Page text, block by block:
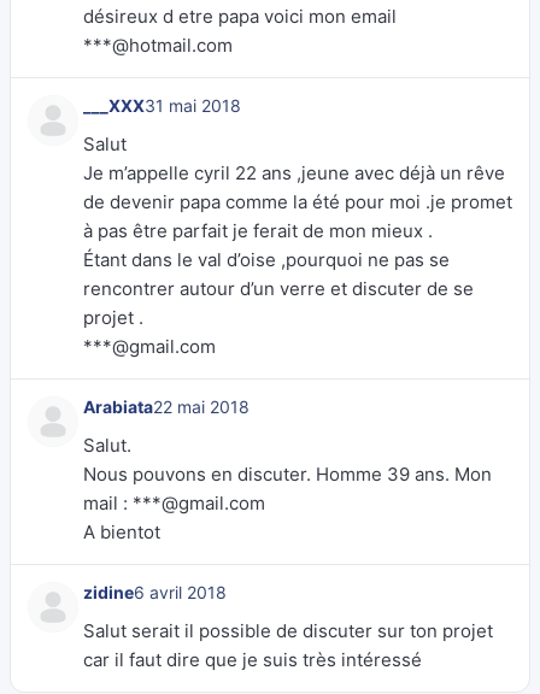
désireux d etre papa voici mon email
***@hotmail.com
___XXX31 mai 2018
Salut
Je m’appelle cyril 22 ans ,jeune avec déjà un rêve
de devenir papa comme la été pour moi .je promet
à pas être parfait je ferait de mon mieux .
Étant dans le val d’oise ,pourquoi ne pas se
rencontrer autour d’un verre et discuter de se
projet .
***@gmail.com
Arabiata22 mai 2018
Salut.
Nous pouvons en discuter. Homme 39 ans. Mon
mail : ***@gmail.com
A bientot
zidine6 avril 2018
Salut serait il possible de discuter sur ton projet
car il faut dire que je suis très intéressé